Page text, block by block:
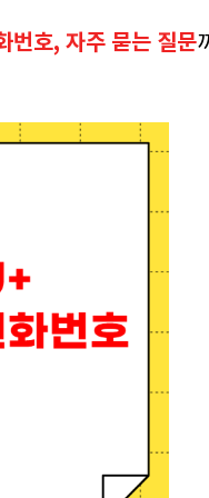
번호, 자주 묻는 질문